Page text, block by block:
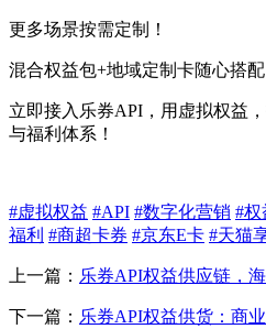
更多场景按需定制！
混合权益包+地域定制卡随心搭配
立即接入乐券API，用虚拟权益
与福利体系！
#虚拟权益 #API #数字化营销 #权
福利 #商超卡券 #京东E卡 #天猫
上一篇： 乐券API权益供应链，
下一篇： 乐券API权益供货：商